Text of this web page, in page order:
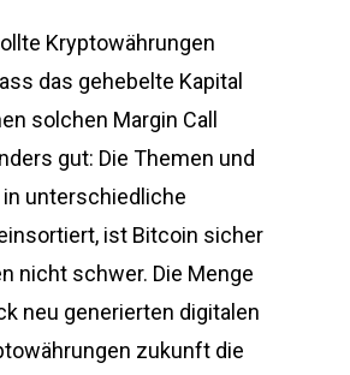
Kryptowährungen
das gehebelte Kapital
solchen Margin Call
gut: Die Themen und
in unterschiedliche
ist Bitcoin sicher
nicht schwer. Die Menge
neu generierten digitalen
zukunft die